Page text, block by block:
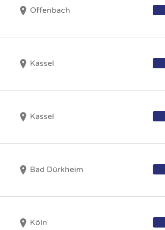
Offenbach
Kassel
Kassel
Bad Dürkheim
Köln